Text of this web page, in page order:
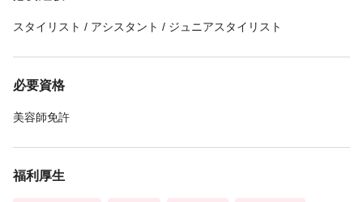
スタイリスト / アシスタント / ジュニアスタイリスト
必要資格
美容師免許
福利厚生